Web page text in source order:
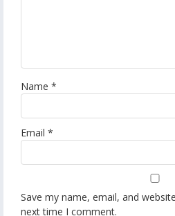
Name *
Email *
Save my name, email, and
next time I comment.